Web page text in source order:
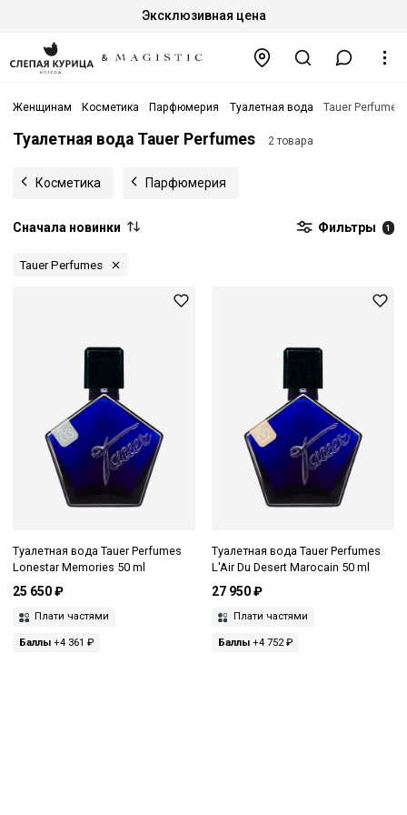
Эксклюзивная цена
Женщинам Косметика Парфюмерия Туалетная вода Tauer Perfumes
Туалетная вода Tauer Perfumes 2 товара
Косметика Парфюмерия
Сначала новинки Фильтры 1
Tauer Perfumes
Туалетная вода Tauer Perfumes
Lonestar Memories 50 ml
25 650 ₽
Плати частями
Баллы +4 361 ₽
Туалетная вода Tauer Perfumes
L'Air Du Desert Marocain 50 ml
27 950 ₽
Плати частями
Баллы+4 752 ₽